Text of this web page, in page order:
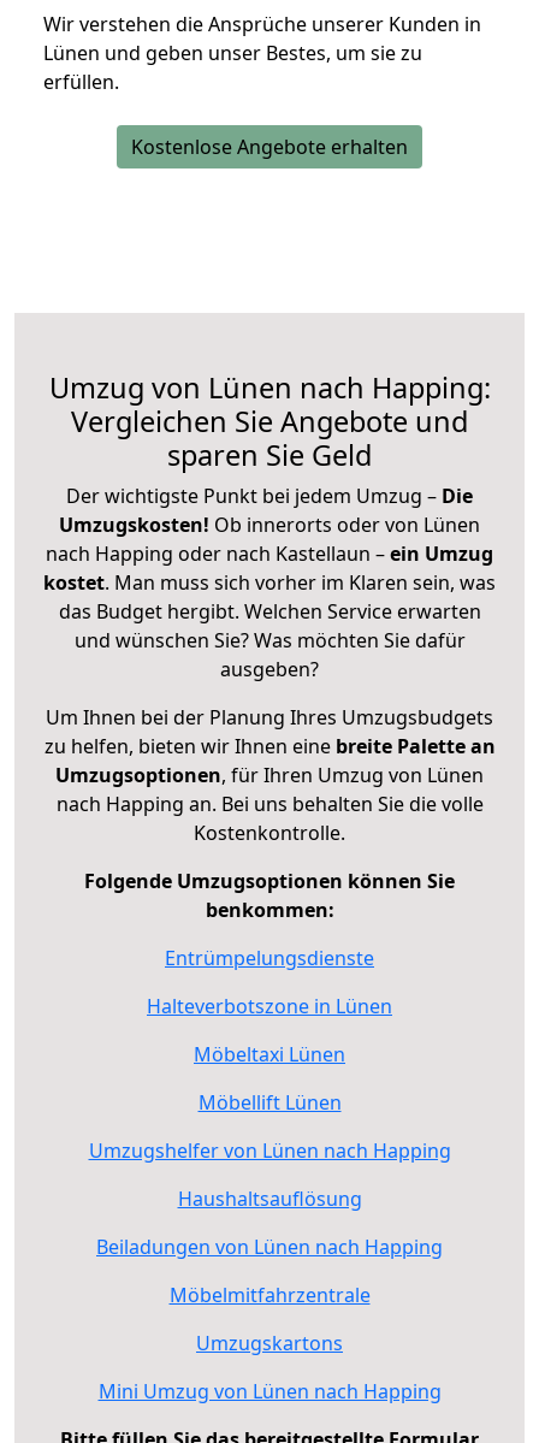
Wir verstehen die Ansprüche unserer Kunden in
Lünen und geben unser Bestes, um sie zu
erfüllen.
Kostenlose Angebote erhalten
Umzug von Lünen nach Happing:
Vergleichen Sie Angebote und
sparen Sie Geld
Der wichtigste Punkt bei jedem Umzug – Die
Umzugskosten! Ob innerorts oder von Lünen
nach Happing oder nach Kastellaun –ein Umzug
kostet. Man muss sich vorher im Klaren sein, was
das Budget hergibt. Welchen Service erwarten
und wünschen Sie? Was möchten Sie dafür
ausgeben?
Um Ihnen bei der Planung Ihres Umzugsbudgets
zu helfen, bieten wir Ihnen eine breite Palette an
Umzugsoptionen, für Ihren Umzug von Lünen
nach Happing an. Bei uns behalten Sie die volle
Kostenkontrolle.
Folgende Umzugsoptionen können Sie
benkommen:
Entrümpelungsdienste
Halteverbotszone in Lünen
Möbeltaxi Lünen
Möbellift Lünen
Umzugshelfer von Lünen nach Happing
Haushaltsauflösung
Beiladungen von Lünen nach Happing
Möbelmitfahrzentrale
Umzugskartons
Mini Umzug von Lünen nach Happing